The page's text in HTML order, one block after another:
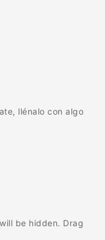
llénalo con algo
be hidden. Drag